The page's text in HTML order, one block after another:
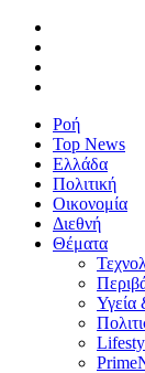
Ροή
Top News
Ελλάδα
Πολιτική
Οικονομία
Διεθνή
Θέματα
Υγεία